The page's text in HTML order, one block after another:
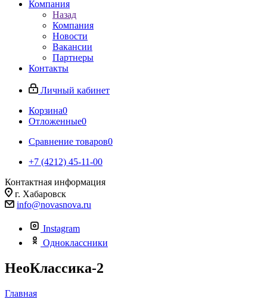
Компания
Назад
Компания
Новости
Вакансии
Партнеры
Контакты
Личный кабинет
Корзина0
Отложенные0
Сравнение товаров0
+7 (4212) 45-11-00
Контактная информация
г. Хабаровск
info@novasnova.ru
Instagram
Одноклассники
НеоКлассика-2
Главная